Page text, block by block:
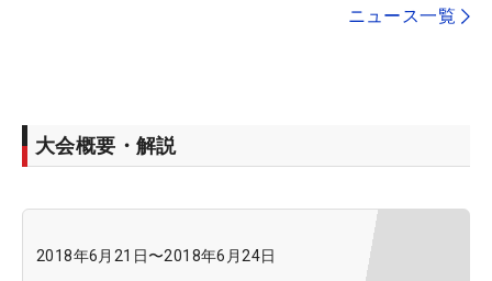
ニュース一覧
大会概要・解説
2018年6月21日〜2018年6月24日